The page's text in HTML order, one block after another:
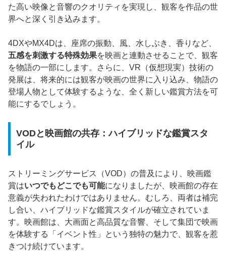
た高い映像と音響のクオリティを実現し、観客を作品の世
界へと深く引き込みます。
4DXやMX4Dは、座席の振動、風、水しぶき、香りなど、
五感を刺激する特殊効果を映画と連動させることで、観客
を物語の一部にします。さらに、VR（仮想現実）技術の
発展は、将来的には観客が映画の世界に入り込み、物語の
登場人物として体験するような、全く新しい鑑賞方法を可
能にするでしょう。
VODと映画館の共存：ハイブリッドな鑑賞スタ
イル
ストリーミングサービス（VOD）の普及により、映画鑑
賞はいつでもどこでも可能になりましたが、映画館の存在
意義が失われたわけではありません。むしろ、両者は補完
し合い、ハイブリッドな鑑賞スタイルが確立されていま
す。映画館は、大画面と高品質な音響、そして集団で映画
を体験する「イベント性」という独特の魅力で、観客を惹
きつけ続けています。